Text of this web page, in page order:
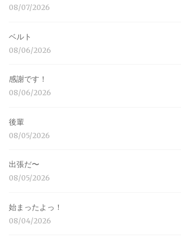
08/07/2026
ベルト
08/06/2026
感謝です！
08/06/2026
後輩
08/05/2026
出張だ〜
08/05/2026
始まったよっ！
08/04/2026